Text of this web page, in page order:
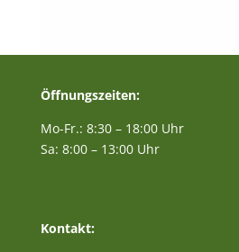
Öffnungszeiten:
Mo-Fr.: 8:30 – 18:00 Uhr
Sa: 8:00 – 13:00 Uhr
Kontakt: